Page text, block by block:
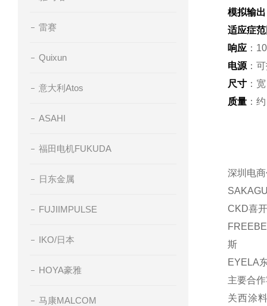
雷赛
Quixun
意大利Atos
ASAHI
福田电机FUKUDA
日东金属
FUJIIMPULSE
IKO/日本
HOYA豪雅
马康MALCOM
模拟输出
适应症
响应：
电源：
尺寸：
质量：
深圳电
CKD喜
斯
EYELA
主要合
关西涂